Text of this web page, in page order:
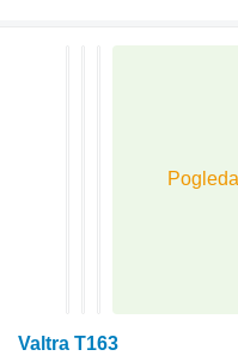
Valtra T163